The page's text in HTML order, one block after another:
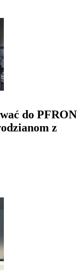
do PFRON
z